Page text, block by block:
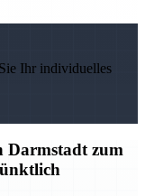
Ihr individuelles
Darmstadt zum